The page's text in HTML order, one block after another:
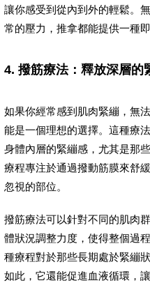
讓你感受到從內到外的輕鬆。
常的壓力，推拿都能提供一種
4. 撥筋療法：釋放深層的
如果你經常感到肌肉緊繃，無
能是一個理想的選擇。這種療
身體內層的緊繃感，尤其是那
療程專注於通過撥動筋膜來舒
忽視的部位。
撥筋療法可以針對不同的肌肉
體狀況調整力度，使得整個過
種療程對於那些長期處於緊繃
如此，它還能促進血液循環，